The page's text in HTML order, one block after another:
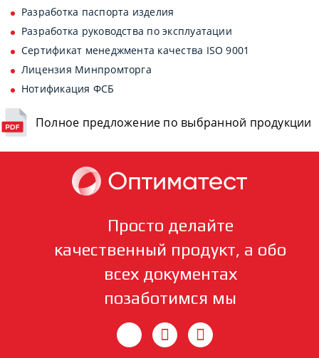
Разработка паспорта изделия
Разработка руководства по эксплуатации
Сертификат менеджмента качества ISO 9001
Лицензия Минпромторга
Нотификация ФСБ
Полное предложение по выбранной продукции
Просто делайте
качественный продукт, а обо
всех документах
позаботимся мы